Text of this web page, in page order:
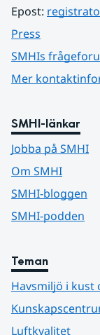
Epost:
Press
SMHIs
Mer
SMHI-länkar
Jobba på SMHI
Om SMHI
SMHI-bloggen
SMHI-podden
Teman
Havsmiljö i kust
Luftkvalitet